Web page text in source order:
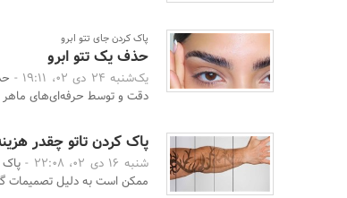
پاک کردن جای تتو ابرو
حذف یک تتو ابرو
یک‌شنبه 24 دی 02، 19:11 -
دقت و توسط حرفه‌ای‌های ماهر
پاک کردن تاتو چقدر
شنبه 16 دی 02، 22:08 -
ممکن است به دلیل تصمیمات